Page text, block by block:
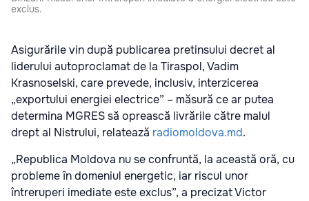
exclus.
Asigurările vin după publicarea pretinsului decret al
liderului autoproclamat de la Tiraspol, Vadim
Krasnoselski, care prevede, inclusiv, interzicerea
„exportului energiei electrice” – măsură ce ar putea
determina MGRES să oprească livrările către malul
drept al Nistrului, relatează radiomoldova.md.
„Republica Moldova nu se confruntă, la această oră, cu
probleme în domeniul energetic, iar riscul unor
întreruperi imediate este exclus”, a precizat Victor